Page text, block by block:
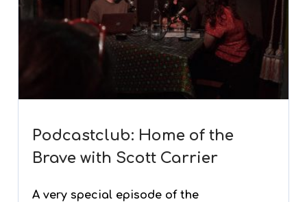
Podcastclub: Home of the
Brave with Scott Carrier
A very special episode of the